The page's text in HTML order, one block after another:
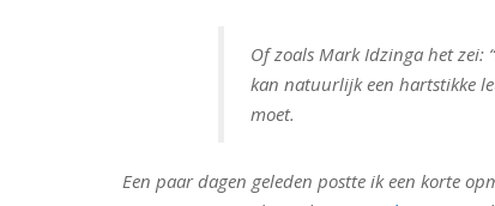
Of zoals Mark Idzinga het zei:
kan natuurlijk een hartstikke
moet.
Een paar dagen geleden postte ik een korte